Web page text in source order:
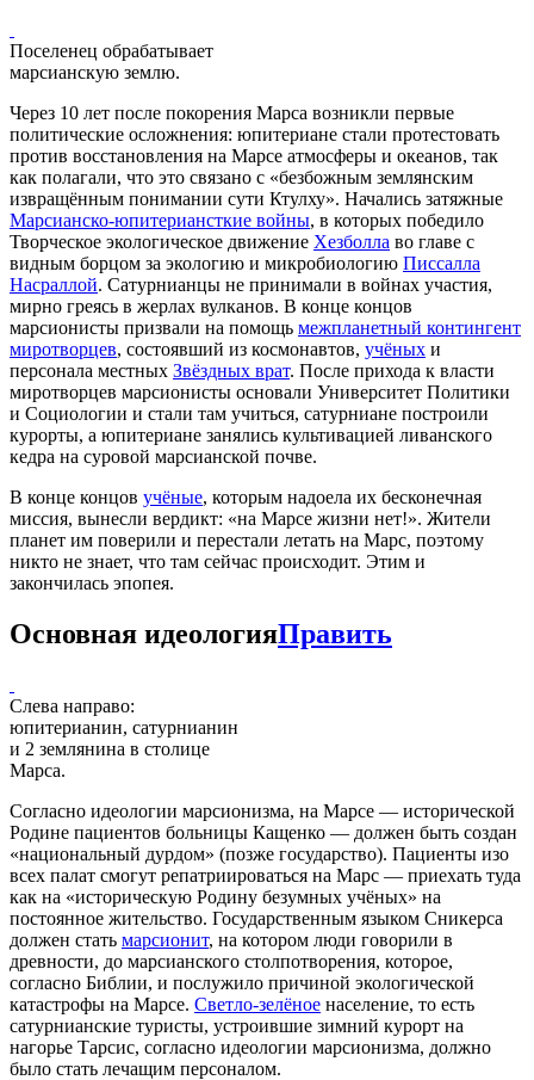
Поселенец обрабатывает
марсианскую землю.
Через 10 лет после покорения Марса возникли первые
политические осложнения: юпитериане стали протестовать
против восстановления на Марсе атмосферы и океанов, так
как полагали, что это связано с «безбожным землянским
извращённым понимании сути Ктулху». Начались затяжные
Марсианско-юпитериансткие войны, в которых победило
Творческое экологическое движение Хезболла во главе с
видным борцом за экологию и микробиологию Писсалла
Насраллой. Сатурнианцы не принимали в войнах участия,
мирно греясь в жерлах вулканов. В конце концов
марсионисты призвали на помощь межпланетный контингент
миротворцев, состоявший из космонавтов, учёных и
персонала местных Звёздных врат. После прихода к власти
миротворцев марсионисты основали Университет Политики
и Социологии и стали там учиться, сатурниане построили
курорты, а юпитериане занялись культивацией ливанского
кедра на суровой марсианской почве.
В конце концов учёные, которым надоела их бесконечная
миссия, вынесли вердикт: «на Марсе жизни нет!». Жители
планет им поверили и перестали летать на Марс, поэтому
никто не знает, что там сейчас происходит. Этим и
закончилась эпопея.
Основная идеологияПравить
Слева направо:
юпитерианин, сатурнианин
и 2 землянина в столице
Марса.
Согласно идеологии марсионизма, на Марсе — исторической
Родине пациентов больницы Кащенко — должен быть создан
«национальный дурдом» (позже государство). Пациенты изо
всех палат смогут репатриироваться на Марс — приехать туда
как на «историческую Родину безумных учёных» на
постоянное жительство. Государственным языком Сникерса
должен стать марсионит, на котором люди говорили в
древности, до марсианского столпотворения, которое,
согласно Библии, и послужило причиной экологической
катастрофы на Марсе. Светло-зелёное население, то есть
сатурнианские туристы, устроившие зимний курорт на
нагорье Тарсис, согласно идеологии марсионизма, должно
было стать лечащим персоналом.